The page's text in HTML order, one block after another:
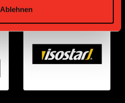
AblehnenSupplier